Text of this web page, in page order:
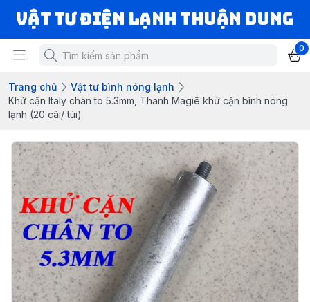
VẬT TƯ ĐIỆN LẠNH THUẬN DUNG
0
Trang chủ
Vật tư bình nóng lạnh
Khử cặn Italy chân to 5.3mm, Thanh Magiê khử cặn bình nóng
lạnh (20 cái/ túi)